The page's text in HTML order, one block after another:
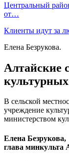
Центральный
от…
Клиенты идут за
Елена Безрукова.
Алтайские
В сельской
учреждение
министерством
Елена Безрукова,
глава минкульта